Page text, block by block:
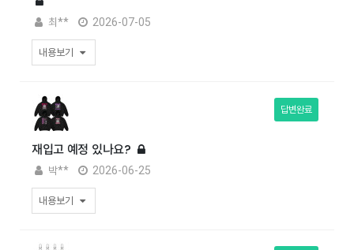
최** 2026-07-05
내용보기
재입고 예정 있나요?
답변완료
박** 2026-06-25
내용보기